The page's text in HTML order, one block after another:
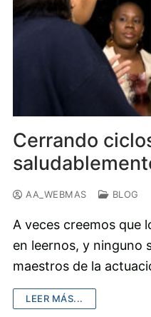
Cerrando
AA_WEBMAS BLOG
A veces creemos que
en leernos, y ninguno
maestros de la
LEER MÁS...